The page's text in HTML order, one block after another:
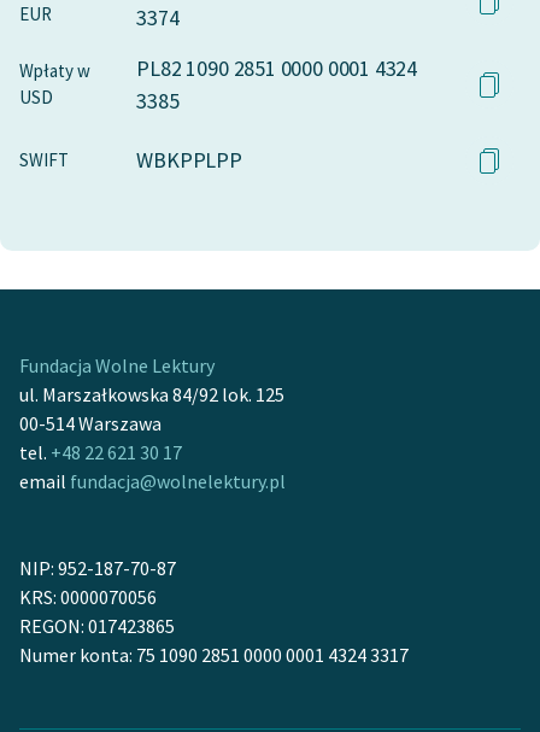
EUR
3374
Wpłaty w
USD
PL82 1090 2851 0000 0001 4324
3385
SWIFT WBKPPLPP
Fundacja Wolne Lektury
ul. Marszałkowska 84/92 lok. 125
00-514 Warszawa
tel. +48 22 621 30 17
email fundacja@wolnelektury.pl
NIP: 952-187-70-87
KRS: 0000070056
REGON: 017423865
Numer konta: 75 1090 2851 0000 0001 4324 3317